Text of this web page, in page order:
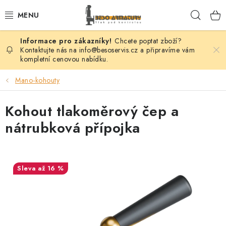
na
VENTILY
KLAPKY
KOHOUTY
REGULÁTORY
Chcete poptat zboží?
Kontaktujte nás na info@besoservis.cz a připravíme vám
kompletní cenovou nabídku.
Mano-kohouty
Kohout tlakoměrový čep a
nátrubková přípojka
až 16 %